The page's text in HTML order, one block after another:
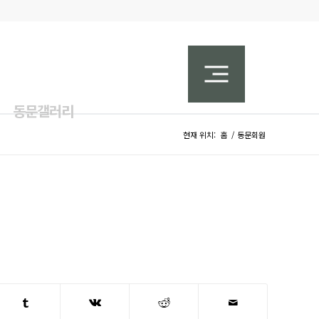
동문갤러리
현재 위치: 홈 / 동문회원